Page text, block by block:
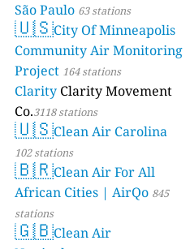
São Paulo 63 stations
🇺🇸City Of Minneapolis
Community Air Monitoring
Project 164 stations
Clarity Clarity Movement
Co.3118 stations
🇺🇸Clean Air Carolina
102 stations
🇧🇷Clean Air For All
African Cities | AirQo 845
stations
🇬🇧Clean Air